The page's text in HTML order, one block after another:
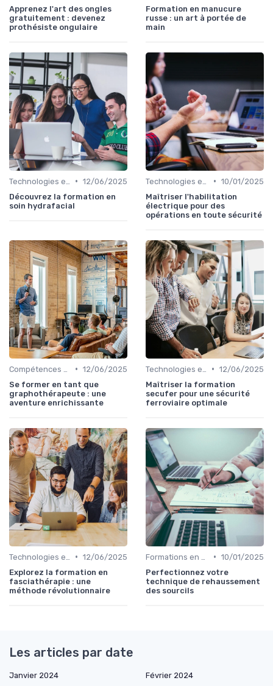
Apprenez l'art des ongles
gratuitement : devenez
prothésiste ongulaire
Formation en manucure
russe : un art à portée de
main
• 12/06/2025
Découvrez la formation en
soin hydrafacial
• 10/01/2025
Maîtriser l'habilitation
électrique pour des
opérations en toute sécurité
• 12/06/2025
Se former en tant que
graphothérapeute : une
aventure enrichissante
• 12/06/2025
Maîtriser la formation
secufer pour une sécurité
ferroviaire optimale
• 12/06/2025
Explorez la formation en
fasciathérapie : une
méthode révolutionnaire
• 10/01/2025
Perfectionnez votre
technique de rehaussement
des sourcils
Les articles par date
Janvier 2024
Février 2024